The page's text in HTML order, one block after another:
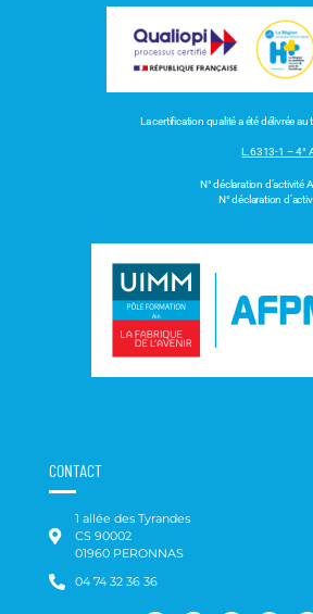
La certification qualité a été délivrée
L.6313-1 – 4°
N° déclaration
N° déclaration
CONTACT
1 allée des Tyrandes
CS 90002
01960 PERONNAS
04 74 32 36 36